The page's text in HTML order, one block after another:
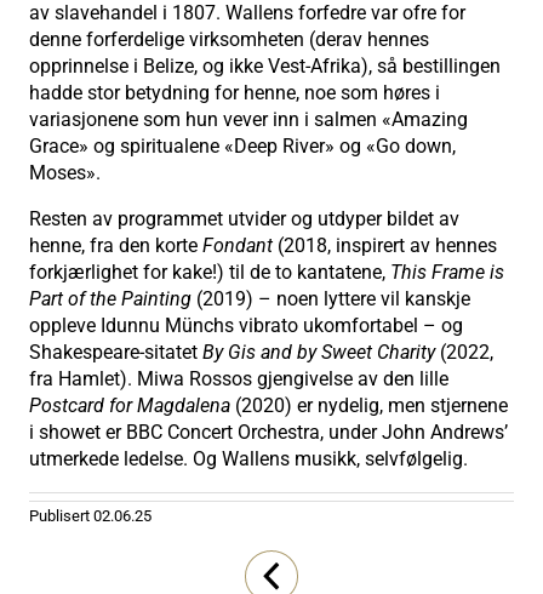
av slavehandel i 1807. Wallens forfedre var ofre for
denne forferdelige virksomheten (derav hennes
opprinnelse i Belize, og ikke Vest-Afrika), så bestillingen
hadde stor betydning for henne, noe som høres i
variasjonene som hun vever inn i salmen «Amazing
Grace» og spiritualene «Deep River» og «Go down,
Moses».
Resten av programmet utvider og utdyper bildet av
henne, fra den korte Fondant (2018, inspirert av hennes
forkjærlighet for kake!) til de to kantatene, This Frame is
Part of the Painting (2019) – noen lyttere vil kanskje
oppleve Idunnu Münchs vibrato ukomfortabel – og
Shakespeare-sitatet By Gis and by Sweet Charity (2022,
fra Hamlet). Miwa Rossos gjengivelse av den lille
Postcard for Magdalena (2020) er nydelig, men stjernene
i showet er BBC Concert Orchestra, under John Andrews’
utmerkede ledelse. Og Wallens musikk, selvfølgelig.
Publisert 02.06.25